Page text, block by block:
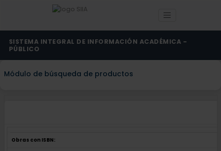
SISTEMA INTEGRAL DE INFORMACIÓN ACADÉMICA -
PÚBLICO
Módulo de búsqueda de productos
Obras con ISBN: